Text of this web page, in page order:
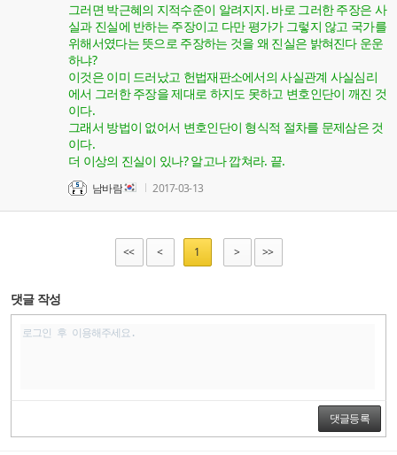
그러면 박근혜의 지적수준이 알려지지. 바로 그러한 주장은 사
실과 진실에 반하는 주장이고 다만 평가가 그렇지 않고 국가를
위해서였다는 뜻으로 주장하는 것을 왜 진실은 밝혀진다 운운
하냐?
이것은 이미 드러났고 헌법재판소에서의 사실관계 사실심리
에서 그러한 주장을 제대로 하지도 못하고 변호인단이 깨진 것
이다.
그래서 방법이 없어서 변호인단이 형식적 절차를 문제삼은 것
이다.
더 이상의 진실이 있나? 알고나 깝쳐라. 끝.
남바람 2017-03-13
<< < 1 > >>
댓글 작성
댓글등록